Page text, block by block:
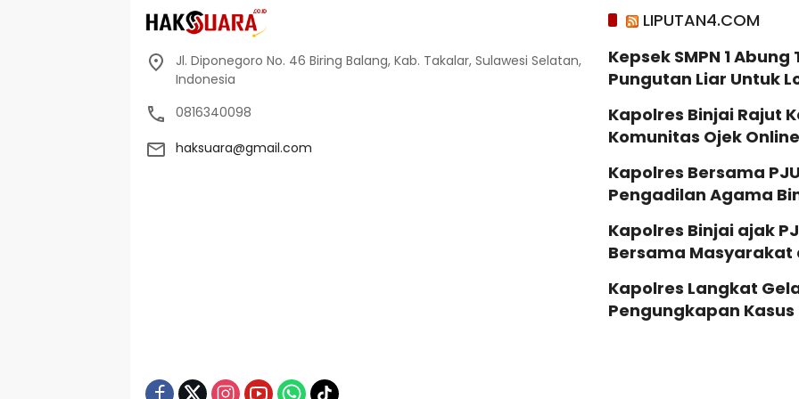
Jl. Diponegoro No. 46 Biring Balang, Kab. Takalar, Sulawesi Selatan,
Indonesia
0816340098
haksuara@gmail.com
LIPUTAN4.COM
Kepsek SMPN 1
Pungutan Liar Untuk
Kapolres Binjai Rajut
Komunitas Ojek
Kapolres Bersama
Pengadilan Agama
Kapolres Binjai ajak
Bersama Masyarakat
Kapolres Langkat
Pengungkapan